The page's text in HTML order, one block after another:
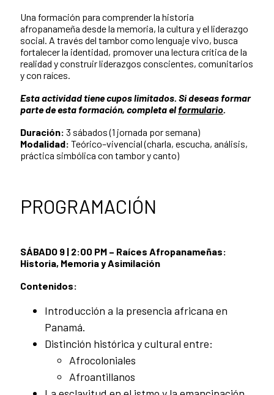
Una formación para comprender la historia
afropanameña desde la memoria, la cultura y el liderazgo
social. A través del tambor como lenguaje vivo, busca
fortalecer la identidad, promover una lectura crítica de la
realidad y construir liderazgos conscientes, comunitarios
y con raíces.
Esta actividad tiene cupos limitados. Si deseas formar
parte de esta formación, completa el formulario.
Duración: 3 sábados (1 jornada por semana)
Modalidad: Teórico–vivencial (charla, escucha, análisis,
práctica simbólica con tambor y canto)
PROGRAMACIÓN
SÁBADO 9 | 2:00 PM – Raíces Afropanameñas:
Historia, Memoria y Asimilación
Contenidos:
Introducción a la presencia africana en
Panamá.
Distinción histórica y cultural entre:
Afrocoloniales
Afroantillanos